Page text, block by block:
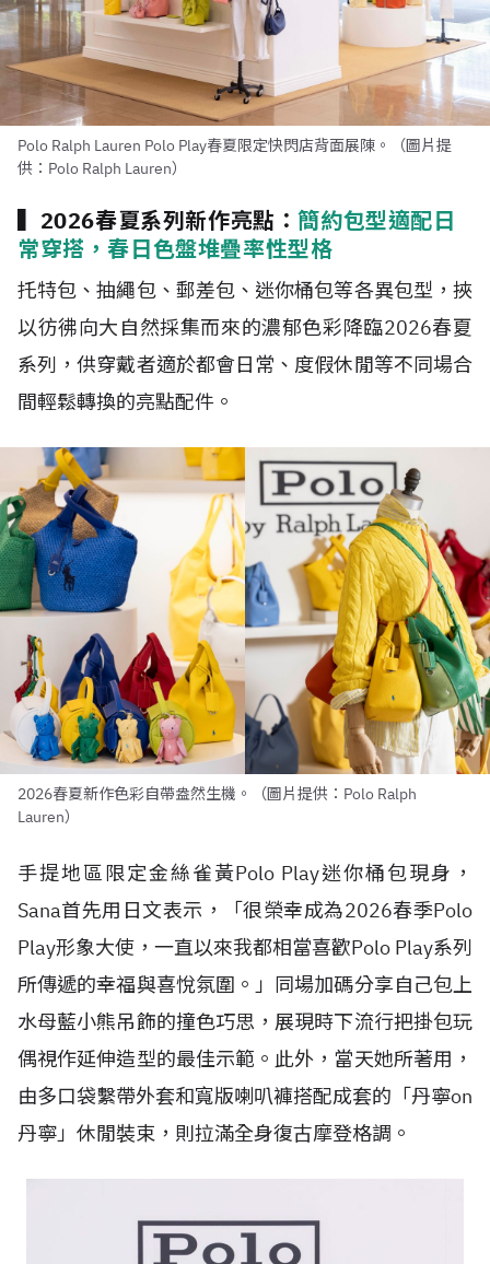
Polo Ralph Lauren Polo Play春夏限定快閃店背面展陳。（圖片提
供：Polo Ralph Lauren）
▍2026春夏系列新作亮點：簡約包型適配日
常穿搭，春日色盤堆疊率性型格
托特包、抽繩包、郵差包、迷你桶包等各異包型，挾
以彷彿向大自然採集而來的濃郁色彩降臨2026春夏
系列，供穿戴者適於都會日常、度假休閒等不同場合
間輕鬆轉換的亮點配件。
2026春夏新作色彩自帶盎然生機。（圖片提供：Polo Ralph
Lauren）
手提地區限定金絲雀黃Polo Play迷你桶包現身，
Sana首先用日文表示，「很榮幸成為2026春季Polo
Play形象大使，一直以來我都相當喜歡Polo Play系列
所傳遞的幸福與喜悅氛圍。」同場加碼分享自己包上
水母藍小熊吊飾的撞色巧思，展現時下流行把掛包玩
偶視作延伸造型的最佳示範。此外，當天她所著用，
由多口袋繫帶外套和寬版喇叭褲搭配成套的「丹寧on
丹寧」休閒裝束，則拉滿全身復古摩登格調。